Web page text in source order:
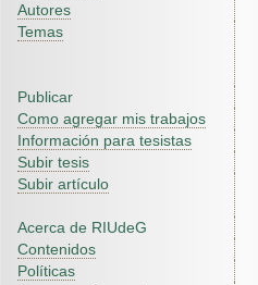
Autores
Temas
Publicar
Como agregar mis trabajos
Información para tesistas
Subir tesis
Subir artículo
Acerca de RIUdeG
Contenidos
Políticas